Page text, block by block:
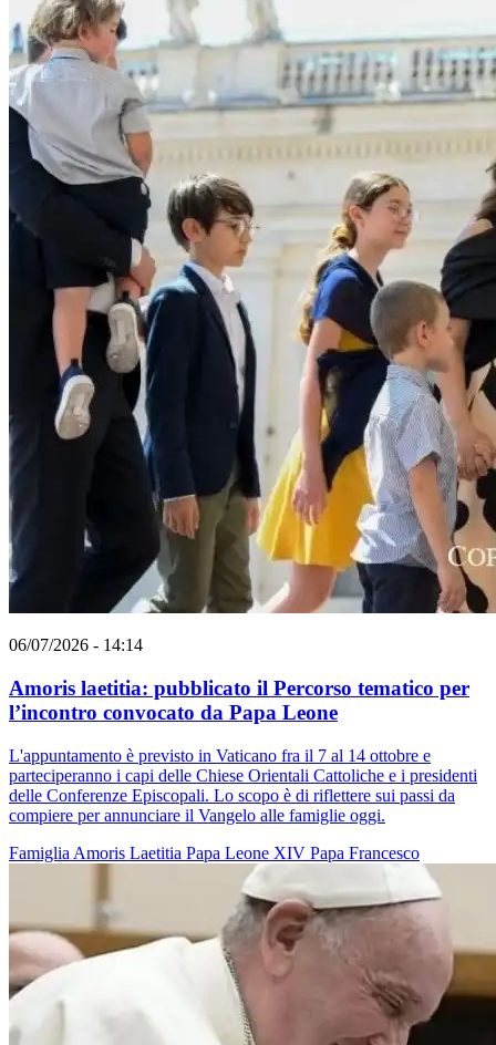
06/07/2026 - 14:14
Amoris laetitia: pubblicato il Percorso tematico per
l’incontro convocato da Papa Leone
L'appuntamento è previsto in Vaticano fra il 7 al 14 ottobre e
parteciperanno i capi delle Chiese Orientali Cattoliche e i presidenti
delle Conferenze Episcopali. Lo scopo è di riflettere sui passi da
compiere per annunciare il Vangelo alle famiglie oggi.
Famiglia Amoris Laetitia Papa Leone XIV Papa Francesco